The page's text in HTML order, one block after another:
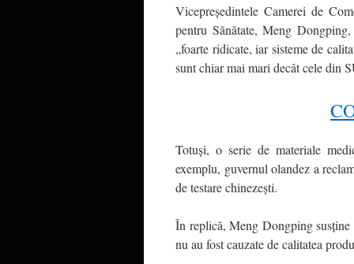
Vicepreședintele Camerei de
pentru Sănătate, Meng
„foarte ridicate, iar sisteme de
sunt chiar mai mari decât cele din
Totuși, o serie de materiale
exemplu, guvernul olandez a
de testare chinezești.
În replică, Meng Dongping susține
nu au fost cauzate de calitatea